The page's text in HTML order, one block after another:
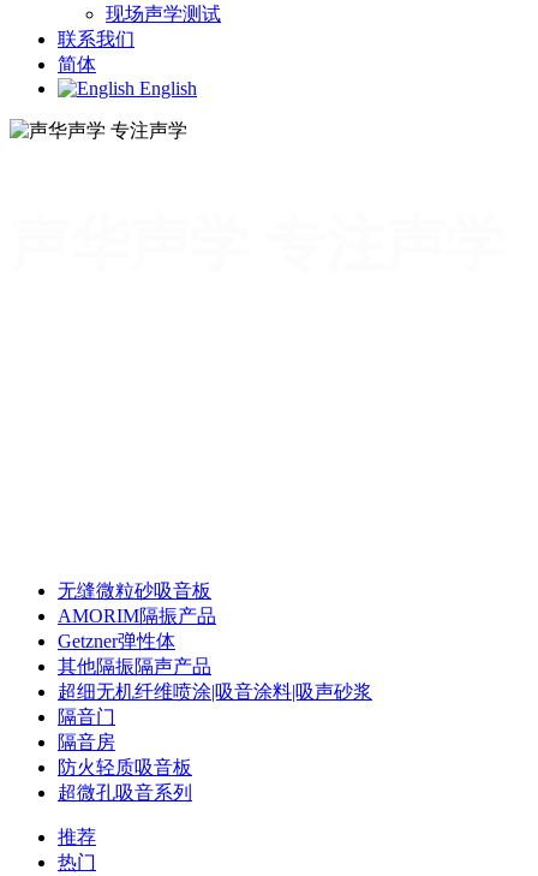
现场声学测试
联系我们
简体
English
无缝微粒砂吸音板
AMORIM隔振产品
Getzner弹性体
其他隔振隔声产品
超细无机纤维喷涂|吸音涂料|吸声砂浆
隔音门
隔音房
防火轻质吸音板
超微孔吸音系列
推荐
热门